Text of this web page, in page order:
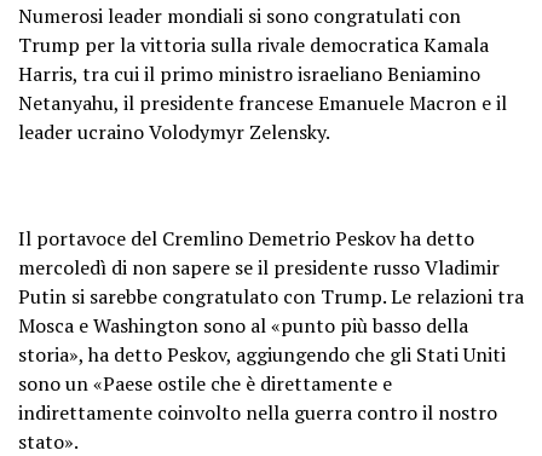
Numerosi leader mondiali si sono congratulati con
Trump per la vittoria sulla rivale democratica Kamala
Harris, tra cui il primo ministro israeliano Beniamino
Netanyahu, il presidente francese Emanuele Macron e il
leader ucraino Volodymyr Zelensky.
Il portavoce del Cremlino Demetrio Peskov ha detto
mercoledì di non sapere se il presidente russo Vladimir
Putin si sarebbe congratulato con Trump. Le relazioni tra
Mosca e Washington sono al «punto più basso della
storia», ha detto Peskov, aggiungendo che gli Stati Uniti
sono un «Paese ostile che è direttamente e
indirettamente coinvolto nella guerra contro il nostro
stato».